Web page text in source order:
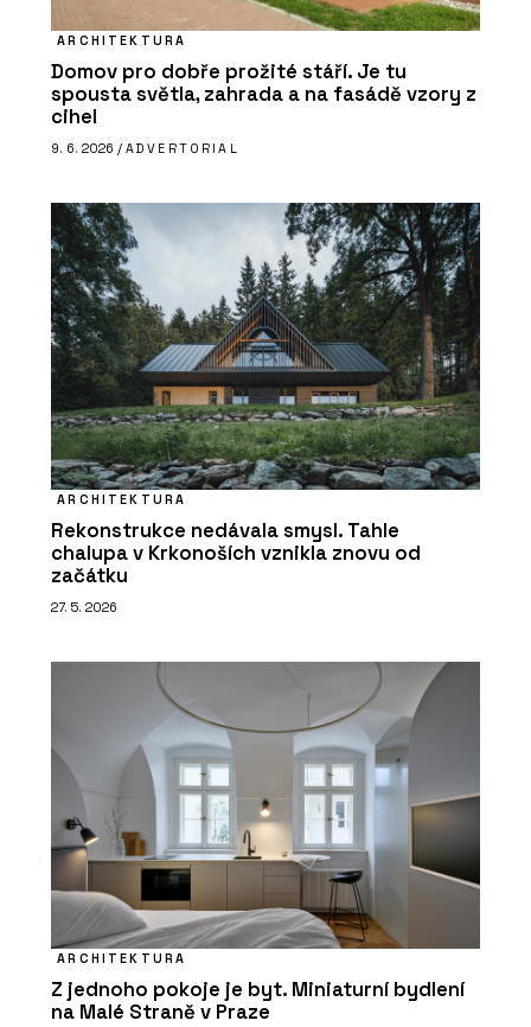
ARCHITEKTURA
Domov pro dobře prožité stáří. Je tu
spousta světla, zahrada a na fasádě vzory z
cihel
9. 6. 2026 / ADVERTORIAL
ARCHITEKTURA
Rekonstrukce nedávala smysl. Tahle
chalupa v Krkonoších vznikla znovu od
začátku
27. 5. 2026
ARCHITEKTURA
Z jednoho pokoje je byt. Miniaturní bydlení
na Malé Straně v Praze